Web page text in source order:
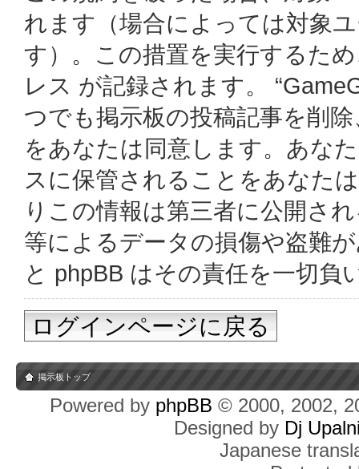
れます（場合によっては対象
す）。この措置を実行するた
レス が記録されます。
つでも掲示板の投稿記事を削
をあなたは同意します。あな
スに保管されることをあなた
りこの情報は第三者に公開さ
等によるデータの損傷や盗難
と phpBB はその責任を一切負
ログインページに戻る
掲示板トップ
Powered by phpBB © 2000, 2002,
Designed by Dj
Japanese